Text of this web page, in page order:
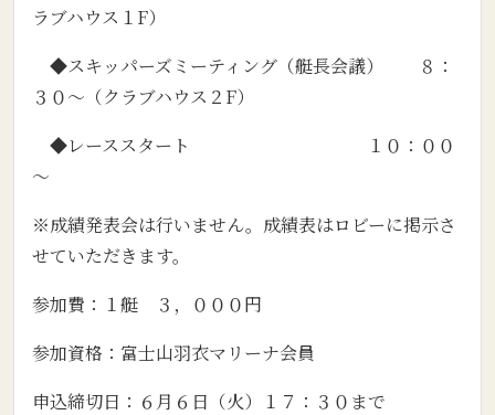
ラブハウス１F）
◆スキッパーズミーティング（艇長会議） ８：
３０～（クラブハウス２F）
◆レーススタート １０：００
～
※成績発表会は行いません。成績表はロビーに掲示さ
せていただきます。
参加費：１艇 ３，０００円
参加資格：富士山羽衣マリーナ会員
申込締切日：６月６日（火）１７：３０まで